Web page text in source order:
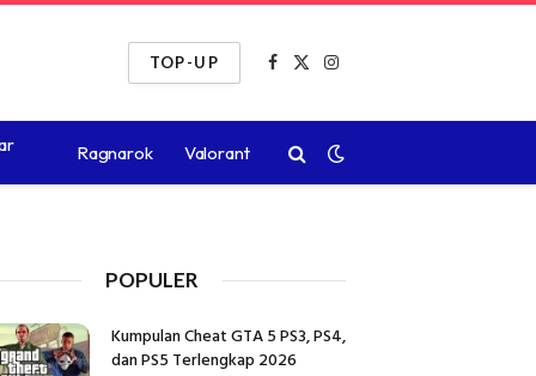
TOP-UP
Facebook
X
Instagram
Ragnarok Valorant
POPULER
Kumpulan Cheat GTA 5 PS3, PS4,
dan PS5 Terlengkap 2026